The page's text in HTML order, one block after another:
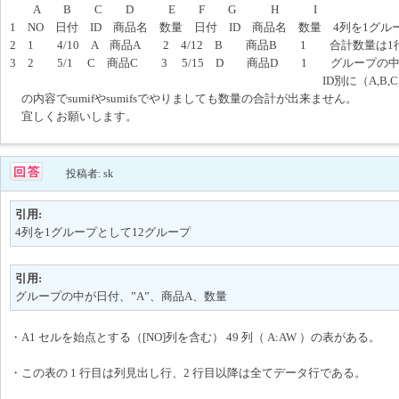
A B C D E F G H I
1 NO 日付 ID 商品名 数量 日付 ID 商品名 数量 4列を1グルー
2 1 4/10 A 商品A 2 4/12 B 商品B 1 合計数量は1行目の
3 2 5/1 C 商品C 3 5/15 D 商品D 1 グループの中が日付
ID別に（A,B,C,D)数量の合計
の内容でsumifやsumifsでやりましても数量の合計が出来ません。
宜しくお願いします。
投稿者: sk
引用:
4列を1グループとして12グループ
引用:
グループの中が日付、”A”、商品A、数量
・A1 セルを始点とする（[NO]列を含む） 49 列（ A:AW ）の表がある。
・この表の 1 行目は列見出し行、2 行目以降は全てデータ行である。